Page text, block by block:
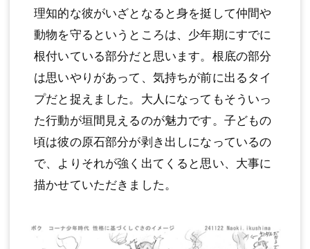
理知的な彼がいざとなると身を挺して仲間や
動物を守るというところは、少年期にすでに
根付いている部分だと思います。根底の部分
は思いやりがあって、気持ちが前に出るタイ
プだと捉えました。大人になってもそういっ
た行動が垣間見えるのが魅力です。子どもの
頃は彼の原石部分が剥き出しになっているの
で、よりそれが強く出てくると思い、大事に
描かせていただきました。